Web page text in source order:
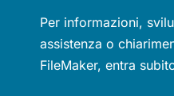
Per informazioni,
assistenza o
FileMaker, entra